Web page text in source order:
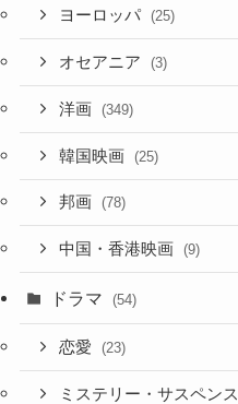
ヨーロッパ (25)
オセアニア (3)
洋画 (349)
韓国映画 (25)
邦画 (78)
中国・香港映画 (9)
ドラマ (54)
恋愛 (23)
ミステリー・サスペンス